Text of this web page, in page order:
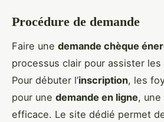
Procédure de demande
Faire une demande chèque
processus clair pour assister
Pour débuter l’inscription, les
pour une demande en ligne,
efficace. Le site dédié permet